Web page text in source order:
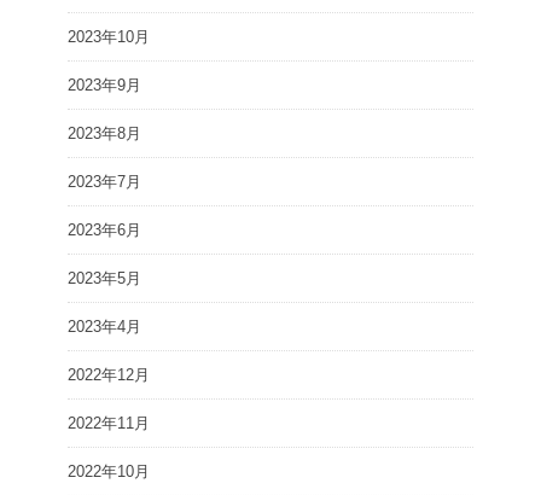
2023年10月
2023年9月
2023年8月
2023年7月
2023年6月
2023年5月
2023年4月
2022年12月
2022年11月
2022年10月